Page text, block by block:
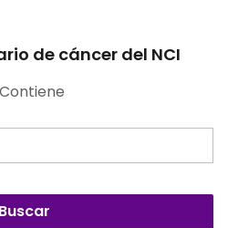
de cáncer del NCI
Contiene